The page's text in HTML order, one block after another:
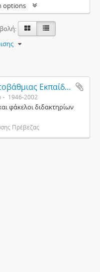
options
Αρχείο 1ου Γραφείου Πρωτοβάθμιας Εκπαίδευσης Πρέβεζας
1946-2002
φάκελοι διδακτηρίων
Πρέβεζας